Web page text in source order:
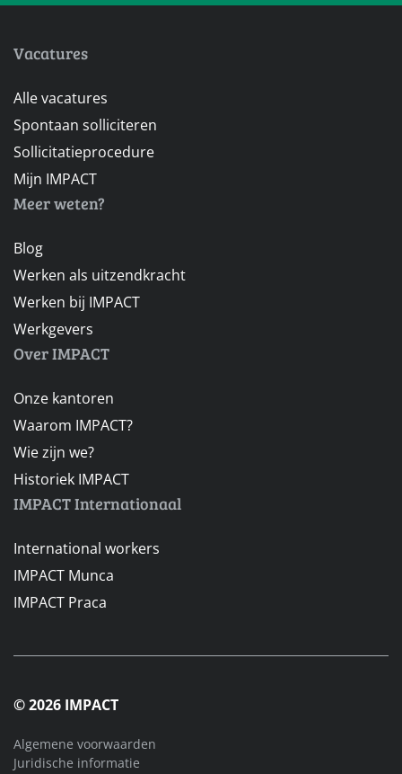
Vacatures
Alle vacatures
Spontaan solliciteren
Sollicitatieprocedure
Mijn IMPACT
Meer weten?
Blog
Werken als uitzendkracht
Werken bij IMPACT
Werkgevers
Over IMPACT
Onze kantoren
Waarom IMPACT?
Wie zijn we?
Historiek IMPACT
IMPACT Internationaal
International workers
IMPACT Munca
IMPACT Praca
© 2026 IMPACT
Algemene voorwaarden
Juridische informatie